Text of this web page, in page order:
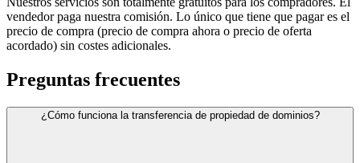
vendedor paga nuestra comisión. Lo único que tiene que pagar es el
precio de compra (precio de compra ahora o precio de oferta
acordado) sin costes adicionales.
Preguntas frecuentes
¿Cómo funciona la transferencia de propiedad de dominios?